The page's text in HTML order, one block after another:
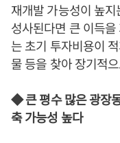
재개발 가능성이 높
성사된다면 큰 이득
는 초기 투자비용이
물 등을 찾아 장기적
◆ 큰 평수 많은 광장
축 가능성 높다